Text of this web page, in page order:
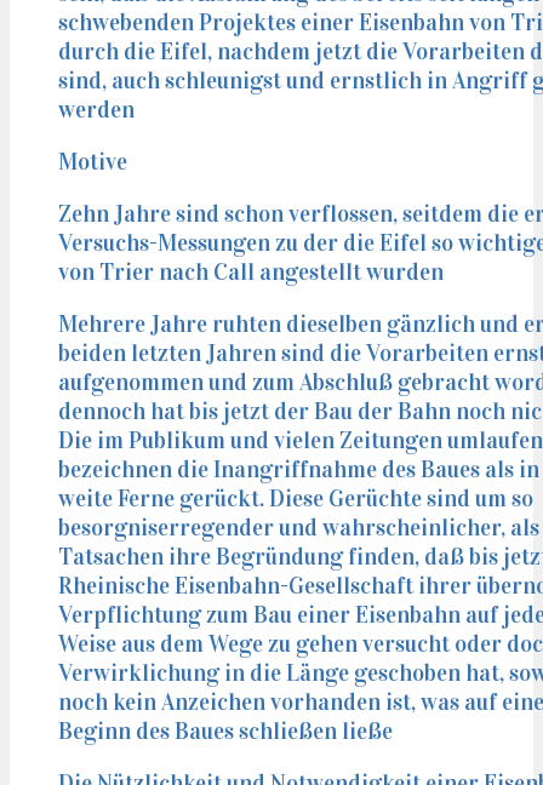
schwebenden Projektes einer Eisenbahn von
durch die Eifel, nachdem jetzt die Vorarbeiten
sind, auch schleunigst und ernstlich in Angriff
werden
Motive
Zehn Jahre sind schon verflossen, seitdem die
Versuchs-Messungen zu der die Eifel so
von Trier nach Call angestellt wurden
Mehrere Jahre ruhten dieselben gänzlich und
beiden letzten Jahren sind die Vorarbeiten
aufgenommen und zum Abschluß gebracht
dennoch hat bis jetzt der Bau der Bahn noch
Die im Publikum und vielen Zeitungen
bezeichnen die Inangriffnahme des Baues als
weite Ferne gerückt. Diese Gerüchte sind um so
besorgniserregender und wahrscheinlicher, als
Tatsachen ihre Begründung finden, daß bis
Rheinische Eisenbahn-Gesellschaft ihrer
Verpflichtung zum Bau einer Eisenbahn auf
Weise aus dem Wege zu gehen versucht oder
Verwirklichung in die Länge geschoben hat,
noch kein Anzeichen vorhanden ist, was auf
Beginn des Baues schließen ließe